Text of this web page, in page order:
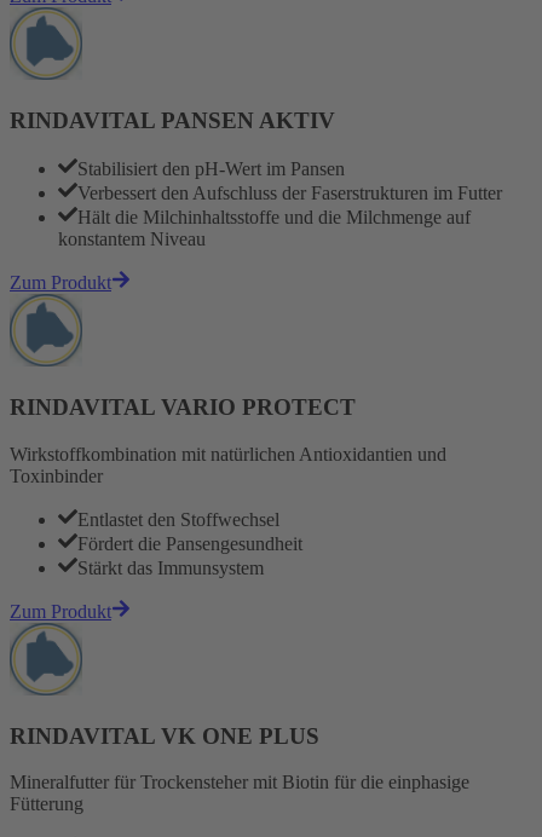
RINDAVITAL PANSEN AKTIV
Stabilisiert den pH-Wert im Pansen
Verbessert den Aufschluss der Faserstrukturen im Futter
Hält die Milchinhaltsstoffe und die Milchmenge auf
konstantem Niveau
Zum Produkt
RINDAVITAL VARIO PROTECT
Wirkstoffkombination mit natürlichen Antioxidantien und
Toxinbinder
Entlastet den Stoffwechsel
Fördert die Pansengesundheit
Stärkt das Immunsystem
Zum Produkt
RINDAVITAL VK ONE PLUS
Mineralfutter für Trockensteher mit Biotin für die einphasige
Fütterung